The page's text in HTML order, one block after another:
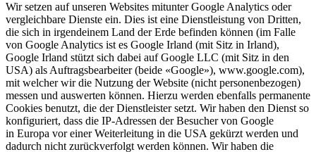
Wir setzen auf unseren Websites mitunter Google Analytics oder
vergleichbare Dienste ein. Dies ist eine Dienstleistung von Dritten,
die sich in irgendeinem Land der Erde befinden können (im Falle
von Google Analytics ist es Google Irland (mit Sitz in Irland),
Google Irland stützt sich dabei auf Google LLC (mit Sitz in den
USA) als Auftragsbearbeiter (beide «Google»), www.google.com),
mit welcher wir die Nutzung der Website (nicht personenbezogen)
messen und auswerten können. Hierzu werden ebenfalls permanente
Cookies benutzt, die der Dienstleister setzt. Wir haben den Dienst so
konfiguriert, dass die IP-Adressen der Besucher von Google
in Europa vor einer Weiterleitung in die USA gekürzt werden und
dadurch nicht zurückverfolgt werden können. Wir haben die